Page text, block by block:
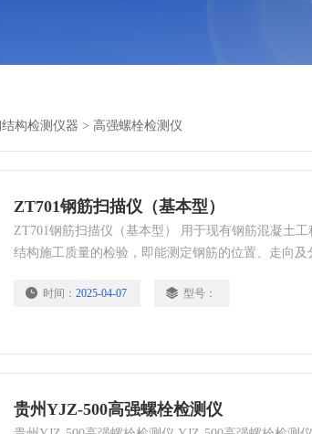
构检测仪器 > 高强螺栓检测仪
ZT701钢筋扫描仪（基本型）
ZT701钢筋扫描仪（基本型） 用于现有钢筋混凝土
结构施工质量的检验，即能测定钢筋的位置、走向及
也可对非磁性和非导电介质中的磁性体及导电体进行
时间： 2025-04-07 型号：
贵州YJZ-500高强螺栓检测仪